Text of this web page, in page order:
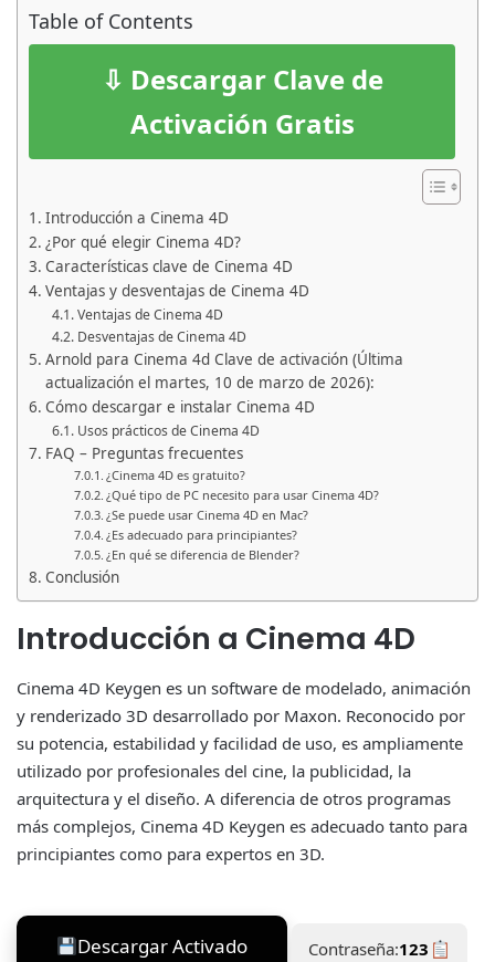
Table of Contents
⇩ Descargar Clave de
Activación Gratis
Introducción a Cinema 4D
¿Por qué elegir Cinema 4D?
Características clave de Cinema 4D
Ventajas y desventajas de Cinema 4D
Ventajas de Cinema 4D
Desventajas de Cinema 4D
Arnold para Cinema 4d Clave de activación (Última
actualización el martes, 10 de marzo de 2026):
Cómo descargar e instalar Cinema 4D
Usos prácticos de Cinema 4D
FAQ – Preguntas frecuentes
¿Cinema 4D es gratuito?
¿Qué tipo de PC necesito para usar Cinema 4D?
¿Se puede usar Cinema 4D en Mac?
¿Es adecuado para principiantes?
¿En qué se diferencia de Blender?
Conclusión
Introducción a Cinema 4D
Cinema 4D Keygen es un software de modelado, animación
y renderizado 3D desarrollado por Maxon. Reconocido por
su potencia, estabilidad y facilidad de uso, es ampliamente
utilizado por profesionales del cine, la publicidad, la
arquitectura y el diseño. A diferencia de otros programas
más complejos, Cinema 4D Keygen es adecuado tanto para
principiantes como para expertos en 3D.
Descargar Activado Contraseña:123